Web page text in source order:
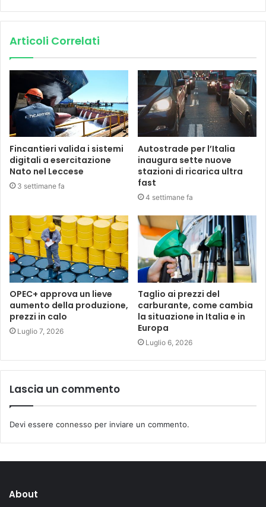
Articoli Correlati
Fincantieri valida i sistemi
digitali a esercitazione
Nato nel Leccese
3 settimane fa
Autostrade per l’Italia
inaugura sette nuove
stazioni di ricarica ultra
fast
4 settimane fa
OPEC+ approva un lieve
aumento della produzione,
prezzi in calo
Luglio 7, 2026
Taglio ai prezzi del
carburante, come cambia
la situazione in Italia e in
Europa
Luglio 6, 2026
Lascia un commento
Devi essere connesso per inviare un commento.
About